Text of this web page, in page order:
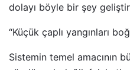
dolayı böyle bir şey
“Küçük çaplı yangınları
Sistemin temel amacının